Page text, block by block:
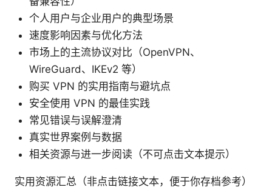
个人用户与企业用户的典型场景
速度影响因素与优化方法
市场上的主流协议对比（OpenVPN、
WireGuard、IKEv2 等）
购买 VPN 的实用指南与避坑点
安全使用 VPN 的最佳实践
常见错误与误解澄清
真实世界案例与数据
相关资源与进一步阅读（不可点击文本提示）
实用资源汇总（非点击链接文本，便于你存档参考）